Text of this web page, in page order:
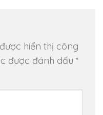
hiển thị công
được đánh dấu *